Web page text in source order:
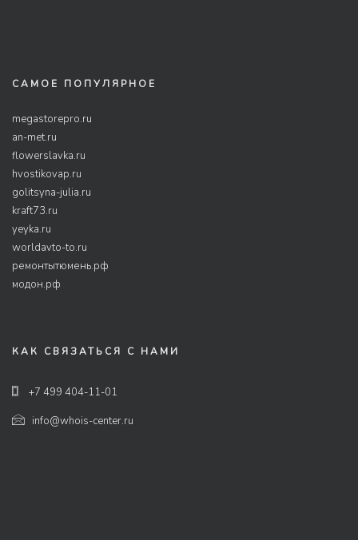
САМОЕ ПОПУЛЯРНОЕ
megastorepro.ru
an-met.ru
flowerslavka.ru
hvostikovap.ru
golitsyna-julia.ru
kraft73.ru
yeyka.ru
worldavto-to.ru
ремонтытюмень.рф
модон.рф
КАК СВЯЗАТЬСЯ С НАМИ
+7 499 404-11-01
info@whois-center.ru